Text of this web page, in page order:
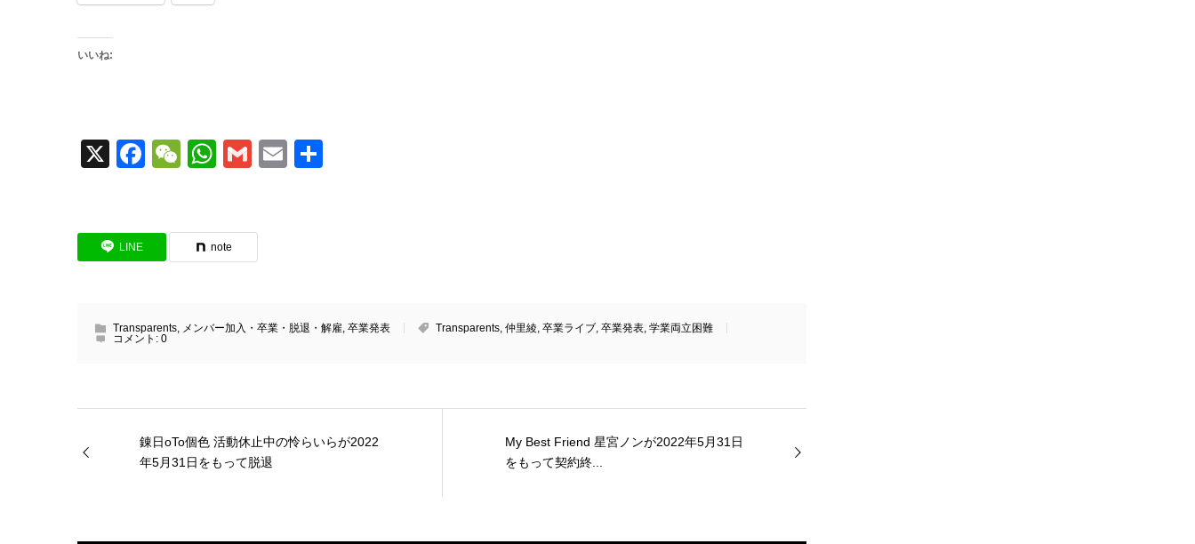
いいね:
X Facebook
WeChat
WhatsApp
GmailEmail
LINE note
Transparents, メンバー加入・卒業・脱退・解雇, 卒業発表 Transparents, 仲里綾, 卒業ライブ, 卒業発表, 学業両立困難
コメント: 0
錬日oTo個色 活動休止中の怜らいらが2022
年5月31日をもって脱退
My Best Friend 星宮ノンが2022年5月31日
をもって契約終...